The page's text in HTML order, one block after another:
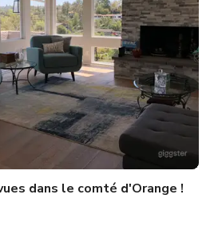
dans le comté d'Orange !